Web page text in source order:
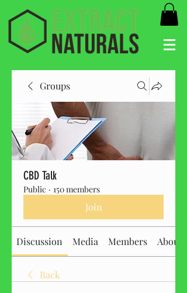
Groups
CBD Talk
Public · 150 members
Join
Discussion Media Members About
Back